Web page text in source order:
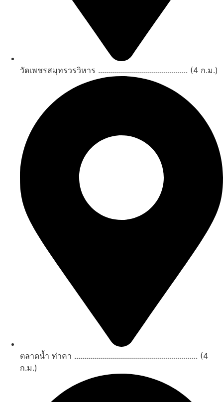
วัดเพชรสมุทรวรวิหาร ............................................. (4 ก.ม.)
ตลาดน้ำ ท่าคา .............................................................. (4
ก.ม.)